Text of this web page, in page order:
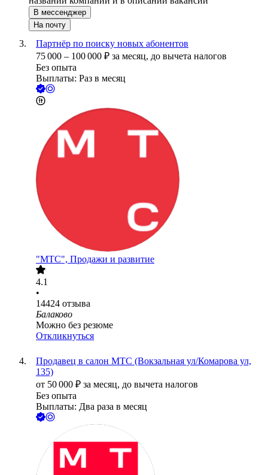
В мессенджер
На почту
Партнёр по поиску новых абонентов
75 000 – 100 000 ₽ за месяц, до вычета налогов
Без опыта
Выплаты: Раз в месяц
"МТС", Продажи и развитие
4.1
•
14424 отзыва
Балаково
Можно без резюме
Откликнуться
Продавец в салон МТС (Вокзальная ул/Комарова ул,
135)
от 50 000 ₽ за месяц, до вычета налогов
Без опыта
Выплаты: Два раза в месяц